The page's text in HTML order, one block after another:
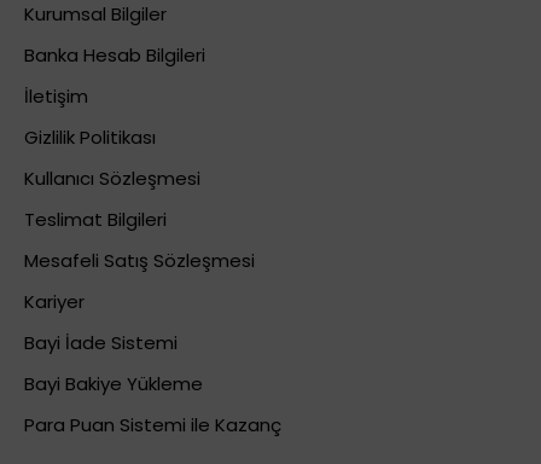
Kurumsal Bilgiler
Banka Hesab Bilgileri
İletişim
Gizlilik Politikası
Kullanıcı Sözleşmesi
Teslimat Bilgileri
Mesafeli Satış Sözleşmesi
Kariyer
Bayi İade Sistemi
Bayi Bakiye Yükleme
Para Puan Sistemi ile Kazanç